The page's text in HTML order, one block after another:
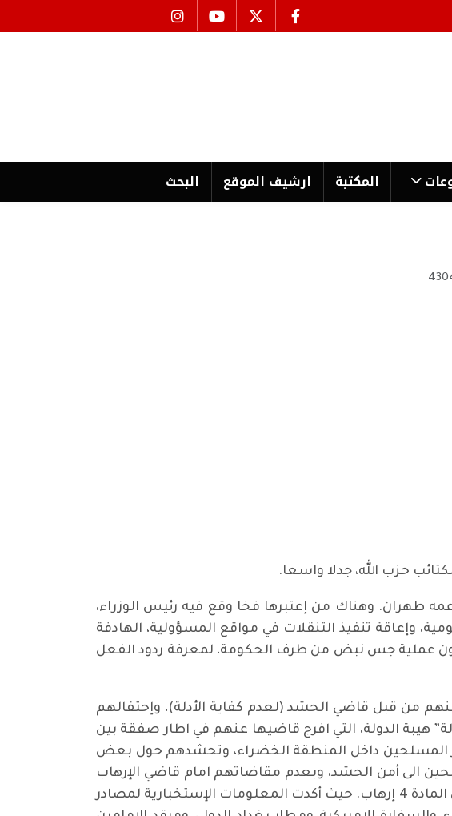
المكتبة ارشیف الموقع البحث
طهران. وهناك من إعتبرها فخا وقع فيه رئيس الوزراء،
وإعاقة تنفيذ التنقلات في مواقع المسؤولية، الهادفة
عملية جس نبض من طرف الحكومة، لمعرفة ردود الفعل
من قبل قاضي الحشد (لعدم كفاية الأدلة)، وإحتفالهم
هيبة الدولة، التي افرج قاضيها عنهم في اطار صفقة بين
المسلحين داخل المنطقة الخضراء، وتحشدهم حول بعض
الى أمن الحشد، وبعدم مقاضاتهم امام قاضي الإرهاب
تنفيذا لقانون مكافحة الإرهاب، نظرا الى كون المخطط الذي كانوا ينوون تنفيذه يقع ضمن المادة 4 إرهاب. حيث أكدت المعلومات الإستخبارية لمصادر